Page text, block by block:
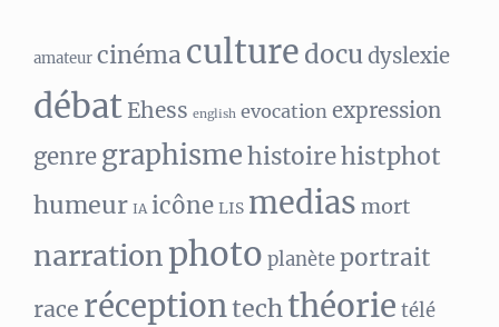
amateur cinémaculture docudyslexie
débat Ehess english evocation expression
genregraphismehistoirehistphot
humeur IA icône LIS medias mort
narrationphoto planèteportrait
race réceptiontechthéorie télé